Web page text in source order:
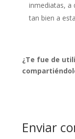
inmediatas, a
tan bien a
¿Te fue de
Enviar